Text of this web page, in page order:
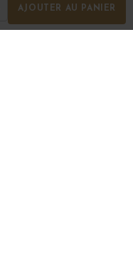
AJOUTER AU PANIER